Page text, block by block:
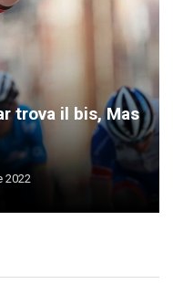
trova il bis, Mas
2022